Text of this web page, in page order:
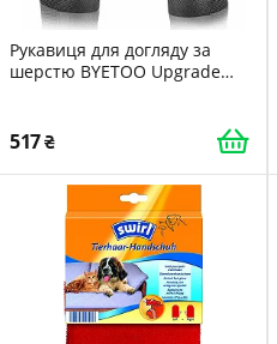
Рукавиця для догляду за
шерстю BYETOO Upgrade
517